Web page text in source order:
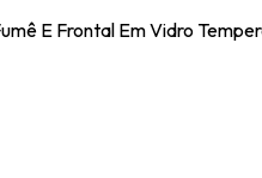
E Frontal Em Vidro